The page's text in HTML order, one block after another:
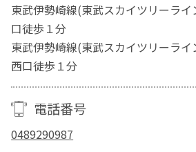
東武伊勢崎線(東武スカイツリーラ
口徒歩１分
東武伊勢崎線(東武スカイツリーラ
西口徒歩１分
電話番号
0489290987